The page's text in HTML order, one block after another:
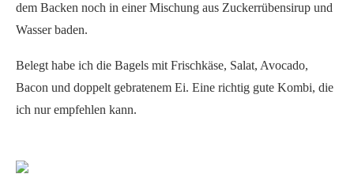
dem Backen noch in einer Mischung aus Zuckerrübensirup und
Wasser baden.
Belegt habe ich die Bagels mit Frischkäse, Salat, Avocado,
Bacon und doppelt gebratenem Ei. Eine richtig gute Kombi, die
ich nur empfehlen kann.